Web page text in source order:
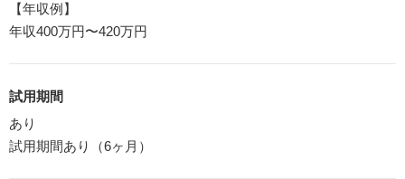
【年収例】
年収400万円〜420万円
試用期間
あり
試用期間あり（6ヶ月）